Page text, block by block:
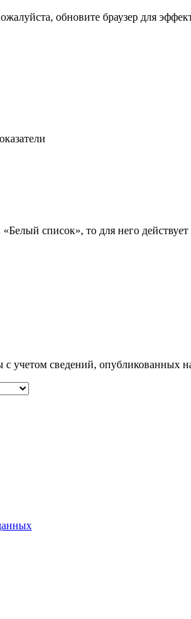
обновите браузер для
список», то для него
с учетом сведений,